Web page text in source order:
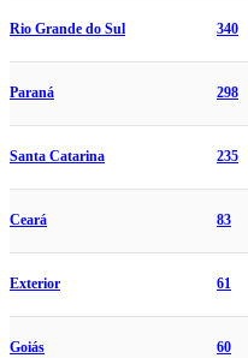
Rio Grande do Sul 340
Paraná 298
Santa Catarina 235
Ceará 83
Exterior 61
Goiás 60